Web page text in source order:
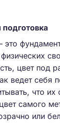
фундамент
цвет под
ведет себя
что их
самого
или